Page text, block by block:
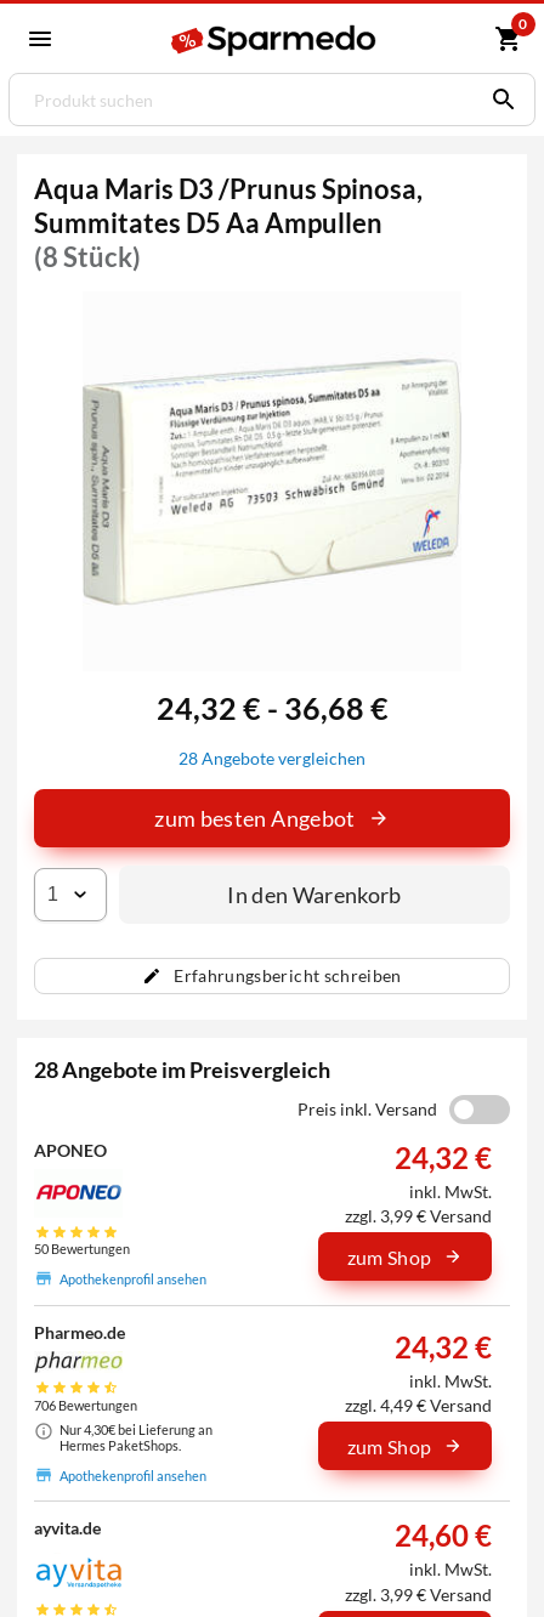
0
Aqua Maris D3 /Prunus Spinosa,
Summitates D5 Aa Ampullen
(8 Stück)
Erfahrungsbericht schreiben
24,32 € - 36,68 €
28 Angebote vergleichen
zum besten Angebot
In den Warenkorb
28 Angebote im Preisvergleich
Preis inkl. Versand
APONEO
50 Bewertungen
Apothekenprofil ansehen
24,32 €
inkl. MwSt.
zzgl. 3,99 € Versand
zum Shop
Pharmeo.de
706 Bewertungen
Nur 4,30€ bei Lieferung an
Hermes PaketShops.
Apothekenprofil ansehen
24,32 €
inkl. MwSt.
zzgl. 4,49 € Versand
zum Shop
ayvita.de 24,60 €
inkl. MwSt.
zzgl. 3,99 € Versand